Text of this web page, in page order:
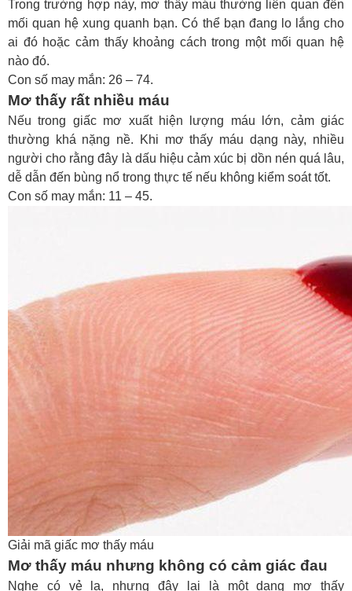
Trong trường hợp này, mơ thấy máu thường liên quan đến
mối quan hệ xung quanh bạn. Có thể bạn đang lo lắng cho
ai đó hoặc cảm thấy khoảng cách trong một mối quan hệ
nào đó.
Con số may mắn: 26 – 74.
Mơ thấy rất nhiều máu
Nếu trong giấc mơ xuất hiện lượng máu lớn, cảm giác
thường khá nặng nề. Khi mơ thấy máu dạng này, nhiều
người cho rằng đây là dấu hiệu cảm xúc bị dồn nén quá lâu,
dễ dẫn đến bùng nổ trong thực tế nếu không kiểm soát tốt.
Con số may mắn: 11 – 45.
Giải mã giấc mơ thấy máu
Mơ thấy máu nhưng không có cảm giác đau
Nghe có vẻ lạ, nhưng đây lại là một dạng mơ thấy